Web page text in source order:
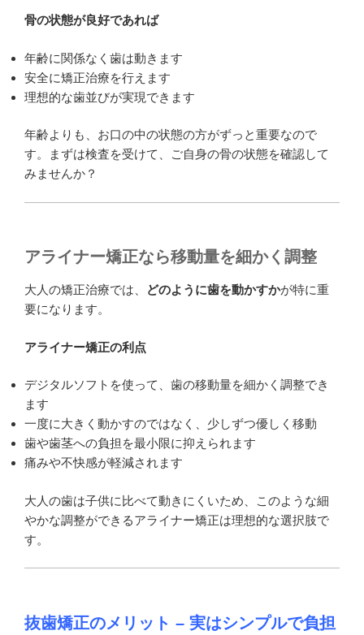
骨の状態が良好であれば
年齢に関係なく歯は動きます
安全に矯正治療を行えます
理想的な歯並びが実現できます
年齢よりも、お口の中の状態の方がずっと重要なので
す。まずは検査を受けて、ご自身の骨の状態を確認して
みませんか？
アライナー矯正なら移動量を細かく調整
大人の矯正治療では、 どのように歯を動かすかが特に重
要になります。
アライナー矯正の利点
デジタルソフトを使って、歯の移動量を細かく調整でき
ます
一度に大きく動かすのではなく、少しずつ優しく移動
歯や歯茎への負担を最小限に抑えられます
痛みや不快感が軽減されます
大人の歯は子供に比べて動きにくいため、このような細
やかな調整ができるアライナー矯正は理想的な選択肢で
す。
抜歯矯正のメリット – 実はシンプルで負担